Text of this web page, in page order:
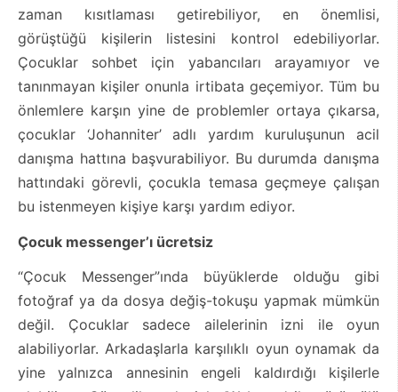
zaman kısıtlaması getirebiliyor, en önemlisi,
görüştüğü kişilerin listesini kontrol edebiliyorlar.
Çocuklar sohbet için yabancıları arayamıyor ve
tanınmayan kişiler onunla irtibata geçemiyor. Tüm bu
önlemlere karşın yine de problemler ortaya çıkarsa,
çocuklar ‘Johanniter’ adlı yardım kuruluşunun acil
danışma hattına başvurabiliyor. Bu durumda danışma
hattındaki görevli, çocukla temasa geçmeye çalışan
bu istenmeyen kişiye karşı yardım ediyor.
Çocuk messenger’ı ücretsiz
“Çocuk Messenger”ında büyüklerde olduğu gibi
fotoğraf ya da dosya değiş-tokuşu yapmak mümkün
değil. Çocuklar sadece ailelerinin izni ile oyun
alabiliyorlar. Arkadaşlarla karşılıklı oyun oynamak da
yine yalnızca annesinin engeli kaldırdığı kişilerle